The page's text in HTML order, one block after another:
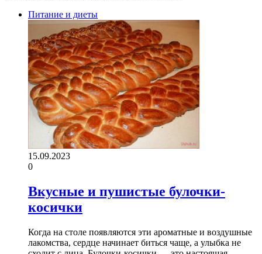
Питание и диеты
15.09.2023
0
Вкусные и пушистые булочки-
косички
Когда на столе появляются эти ароматные и воздушные
лакомства, сердце начинает биться чаще, а улыбка не